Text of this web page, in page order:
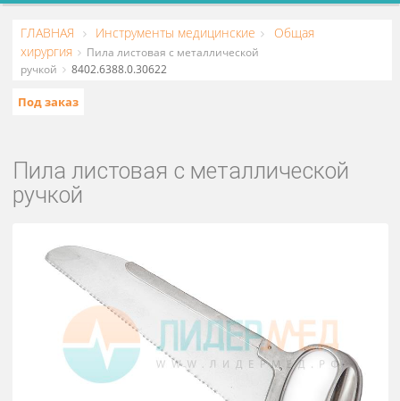
ГЛАВНАЯ Инструменты медицинские
хирургия
ручкой
Пила листовая с металлической
ручкой